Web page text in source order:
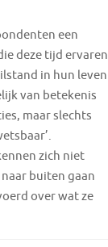
een
deze tijd ervaren
in hun leven
van betekenis
maar slechts
zich niet
buiten gaan
over wat ze